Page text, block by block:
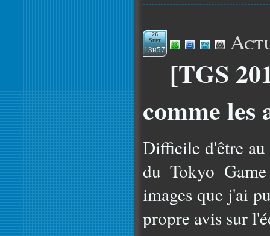
26
Sept
13h57
[TGS
comme les
Difficile d'être au
du Tokyo
images que j'ai
propre avis sur